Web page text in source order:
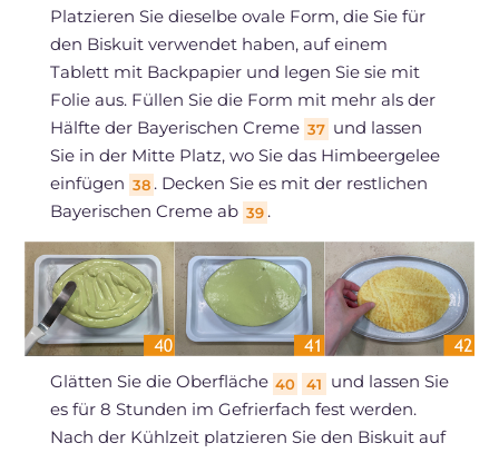
Platzieren Sie dieselbe ovale Form, die Sie für
den Biskuit verwendet haben, auf einem
Tablett mit Backpapier und legen Sie sie mit
Folie aus. Füllen Sie die Form mit mehr als der
Hälfte der Bayerischen Creme 37 und lassen
Sie in der Mitte Platz, wo Sie das Himbeergelee
einfügen 38 . Decken Sie es mit der restlichen
Bayerischen Creme ab 39 .
Glätten Sie die Oberfläche 40 41
und lassen Sie
es für 8 Stunden im Gefrierfach fest werden.
Nach der Kühlzeit platzieren Sie den Biskuit auf